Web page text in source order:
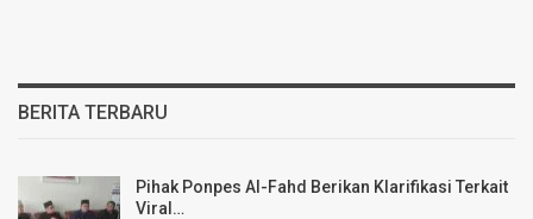
BERITA TERBARU
Pihak Ponpes Al-Fahd Berikan Klarifikasi Terkait
Viral…